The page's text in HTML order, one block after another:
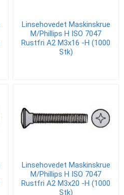
Linsehovedet Maskinskrue
M/Phillips H ISO 7047
Rustfri A2 M3x16 -H (1000
Stk)
Linsehovedet Maskinskrue
M/Phillips H ISO 7047
Rustfri A2 M3x20 -H (1000
Stk)